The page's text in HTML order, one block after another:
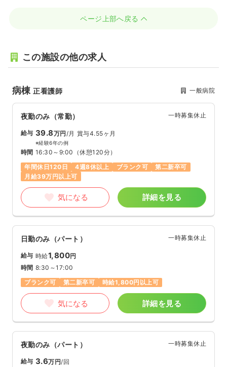
ページ上部へ戻る
この施設の他の求人
病棟正看護師 一般病院
夜勤のみ（常勤） 一時募集休止
給与 39.8万円/月 賞与4.55ヶ月
※経験6年の例
時間 16:30～9:00 （休憩120分）
年間休日120日
4週8休以上 ブランク可
第二新卒可
月給39万円以上可
気になる 詳細を見る
日勤のみ（パート） 一時募集休止
給与 時給1,800円
時間 8:30～17:00
ブランク可
第二新卒可 時給1,800円以上可
気になる 詳細を見る
夜勤のみ（パート） 一時募集休止
給与 3.6万円/回